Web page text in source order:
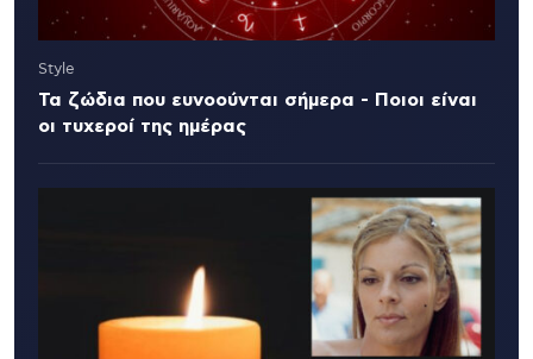
Style
Τα ζώδια που ευνοούνται σήμερα - Ποιοι είναι
οι τυχεροί της ημέρας